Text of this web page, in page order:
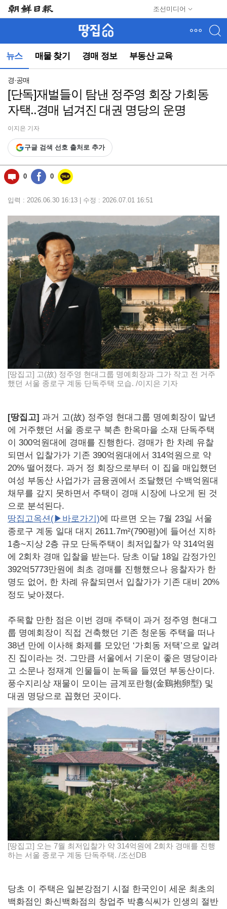
조선미디어
뉴스 매물 찾기 경매 정보 부동산 교육
뉴
(컨
동)
경·공매
[단독]재벌들이 탐낸 정주영 회장 가회동
자택..경매 넘겨진 대권 명당의 운명
이지은 기자
구글 검색 선호 출처로 추가
0 0
입력 : 2026.06.30 16:13 | 수정 : 2026.07.01 16:51
[땅집고] 고(故) 정주영 현대그룹 명예회장과 그가 작고 전 거주
했던 서울 종로구 계동 단독주택 모습. /이지은 기자
[땅집고] 과거 고(故) 정주영 현대그룹 명예회장이 말년
에 거주했던 서울 종로구 북촌 한옥마을 소재 단독주택
이 300억원대에 경매를 진행한다. 경매가 한 차례 유찰
되면서 입찰가가 기존 390억원대에서 314억원으로 약
20% 떨어졌다. 과거 정 회장으로부터 이 집을 매입했던
여성 부동산 사업가가 금융권에서 조달했던 수백억원대
채무를 갚지 못하면서 주택이 경매 시장에 나오게 된 것
으로 분석된다.
땅집고옥션(▶바로가기)에 따르면 오는 7월 23일 서울
종로구 계동 일대 대지 2611.7m²(790평)에 들어선 지하
1층~지상 2층 규모 단독주택이 최저입찰가 약 314억원
에 2회차 경매 입찰을 받는다. 당초 이달 18일 감정가인
392억5773만원에 최초 경매를 진행했으나 응찰자가 한
명도 없어, 한 차례 유찰되면서 입찰가가 기존 대비 20%
정도 낮아졌다.
주목할 만한 점은 이번 경매 주택이 과거 정주영 현대그
룹 명예회장이 직접 건축했던 기존 청운동 주택을 떠나
38년 만에 이사해 화제를 모았던 ‘가회동 저택’으로 알려
진 집이라는 것. 그만큼 서울에서 기운이 좋은 명당이라
고 소문나 정재계 인물들이 눈독을 들였던 부동산이다.
풍수지리상 재물이 모이는 금계포란형(金鷄抱卵型) 및
대권 명당으로 꼽혔던 곳이다.
[땅집고] 오는 7월 최저입찰가 약 314억원에 2회차 경매를 진행
하는 서울 종로구 계동 단독주택. /조선DB
당초 이 주택은 일본강점기 시절 한국인이 세운 최초의
백화점인 화신백화점의 창업주 박흥식씨가 인생의 절반